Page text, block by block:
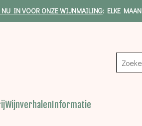
IN VOOR ONZE WIJNMAILING: ELKE
Zoeken
Wijnverhalen Informatie